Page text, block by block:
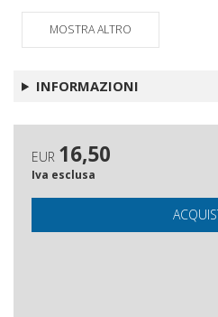
Appendice : fabbisogni
lavoro
MOSTRA ALTRO
INFORMAZIONI
EUR 16,50
Iva esclusa